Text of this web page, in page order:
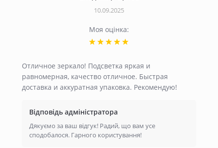
10.09.2025
Моя оцінка:
Отличное зеркало! Подсветка яркая и
равномерная, качество отличное. Быстрая
доставка и аккуратная упаковка. Рекомендую!
Відповідь адміністратора
Дякуємо за ваш відгук! Радий, що вам усе
сподобалося. Гарного користування!